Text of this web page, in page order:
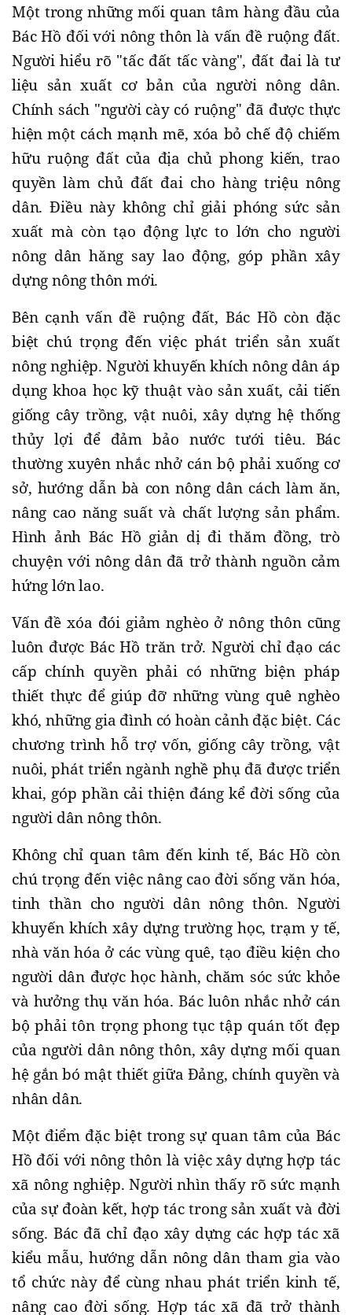
Một trong những mối quan tâm hàng đầu của
Bác Hồ đối với nông thôn là vấn đề ruộng đất.
Người hiểu rõ "tấc đất tấc vàng", đất đai là tư
liệu sản xuất cơ bản của người nông dân.
Chính sách "người cày có ruộng" đã được thực
hiện một cách mạnh mẽ, xóa bỏ chế độ chiếm
hữu ruộng đất của địa chủ phong kiến, trao
quyền làm chủ đất đai cho hàng triệu nông
dân. Điều này không chỉ giải phóng sức sản
xuất mà còn tạo động lực to lớn cho người
nông dân hăng say lao động, góp phần xây
dựng nông thôn mới.
Bên cạnh vấn đề ruộng đất, Bác Hồ còn đặc
biệt chú trọng đến việc phát triển sản xuất
nông nghiệp. Người khuyến khích nông dân áp
dụng khoa học kỹ thuật vào sản xuất, cải tiến
giống cây trồng, vật nuôi, xây dựng hệ thống
thủy lợi để đảm bảo nước tưới tiêu. Bác
thường xuyên nhắc nhở cán bộ phải xuống cơ
sở, hướng dẫn bà con nông dân cách làm ăn,
nâng cao năng suất và chất lượng sản phẩm.
Hình ảnh Bác Hồ giản dị đi thăm đồng, trò
chuyện với nông dân đã trở thành nguồn cảm
hứng lớn lao.
Vấn đề xóa đói giảm nghèo ở nông thôn cũng
luôn được Bác Hồ trăn trở. Người chỉ đạo các
cấp chính quyền phải có những biện pháp
thiết thực để giúp đỡ những vùng quê nghèo
khó, những gia đình có hoàn cảnh đặc biệt. Các
chương trình hỗ trợ vốn, giống cây trồng, vật
nuôi, phát triển ngành nghề phụ đã được triển
khai, góp phần cải thiện đáng kể đời sống của
người dân nông thôn.
Không chỉ quan tâm đến kinh tế, Bác Hồ còn
chú trọng đến việc nâng cao đời sống văn hóa,
tinh thần cho người dân nông thôn. Người
khuyến khích xây dựng trường học, trạm y tế,
nhà văn hóa ở các vùng quê, tạo điều kiện cho
người dân được học hành, chăm sóc sức khỏe
và hưởng thụ văn hóa. Bác luôn nhắc nhở cán
bộ phải tôn trọng phong tục tập quán tốt đẹp
của người dân nông thôn, xây dựng mối quan
hệ gắn bó mật thiết giữa Đảng, chính quyền và
nhân dân.
Một điểm đặc biệt trong sự quan tâm của Bác
Hồ đối với nông thôn là việc xây dựng hợp tác
xã nông nghiệp. Người nhìn thấy rõ sức mạnh
của sự đoàn kết, hợp tác trong sản xuất và đời
sống. Bác đã chỉ đạo xây dựng các hợp tác xã
kiểu mẫu, hướng dẫn nông dân tham gia vào
tổ chức này để cùng nhau phát triển kinh tế,
nâng cao đời sống. Hợp tác xã đã trở thành